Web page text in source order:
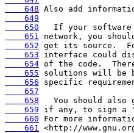
    648
    649
    650
    651
    652
    653
    654
    655
    656
    657
    658
    659
    660
    661